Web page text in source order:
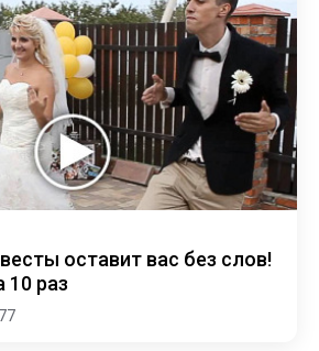
оставит вас без слов!
10 раз
77